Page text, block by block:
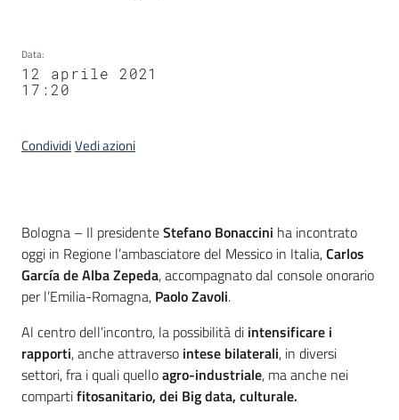
Data:
12 aprile 2021
17:20
CondividiVedi azioni
Contenuto
Bologna – Il presidenteStefano Bonaccini ha incontrato
oggi in Regione l’ambasciatore del Messico in Italia,Carlos
García de Alba Zepeda, accompagnato dal console onorario
per l’Emilia-Romagna, Paolo Zavoli.
Al centro dell’incontro, la possibilità di intensificare i
rapporti, anche attraverso intese bilaterali, in diversi
settori, fra i quali quelloagro-industriale, ma anche nei
compartifitosanitario, dei Big data, culturale.